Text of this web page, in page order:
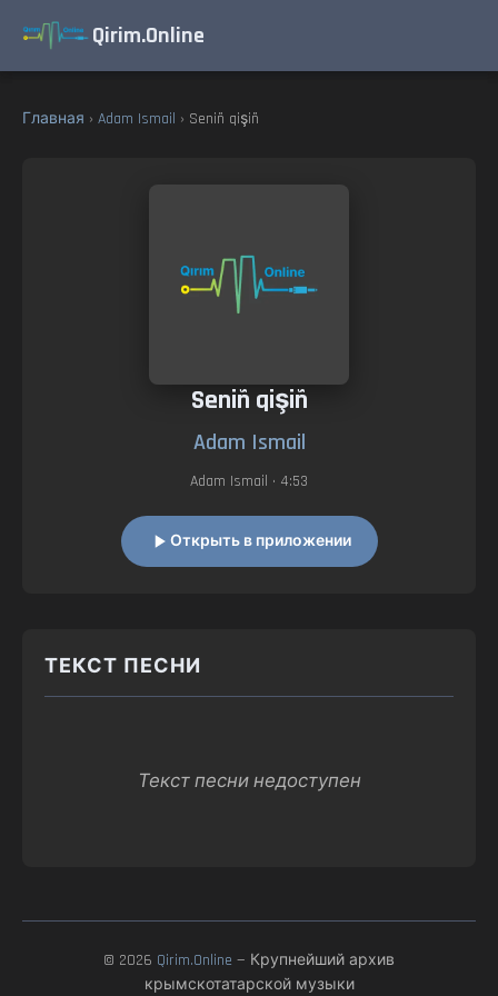
Qirim.Online
Главная › Adam Ismail › Seniñ qişiñ
Seniñ qişiñ
Adam Ismail
Adam Ismail • 4:53
Открыть в приложении
ТЕКСТ ПЕСНИ
Текст песни недоступен
© 2026 Qirim.Online — Крупнейший архив
крымскотатарской музыки